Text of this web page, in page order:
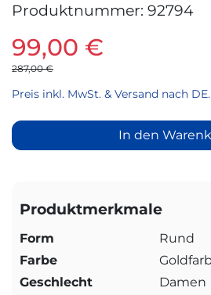
Produktnummer: 92794
99,00 €
287,00 €
Preis inkl. MwSt. & Versand nach DE.
In den
Produktmerkmale
Form
Rund
Farbe
Geschlecht
Damen